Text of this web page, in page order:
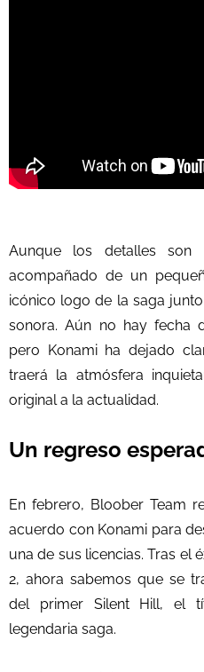
Aunque los detalles son
acompañado de un
icónico logo de la saga
sonora. Aún no hay fecha
pero Konami ha dejado
traerá la atmósfera
original a la actualidad.
Un regreso
En febrero, Bloober Team
acuerdo con Konami para
una de sus licencias. Tras el
2, ahora sabemos que se
del primer Silent Hill, el
legendaria saga.